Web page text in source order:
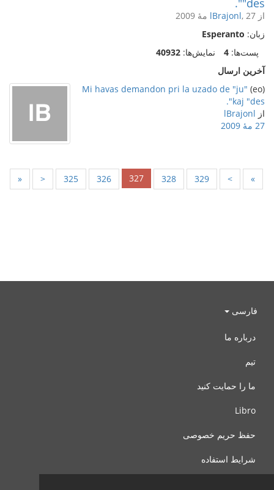
"des".
از lBrajonl, 27 مهٔ 2009
زبان: Esperanto
پست‌ها: 4 نمایش‌ها: 40932
آخرین ارسال
(eo)
Mi havas demandon pri la uzado de "ju"
kaj "des".
از lBrajonl
27 مهٔ 2009
« < 325 326 327 328 329 > »
فارسی
درباره ما
تیم
ما را حمایت کنید
Libro
حفظ حریم خصوصی
شرایط استفاده